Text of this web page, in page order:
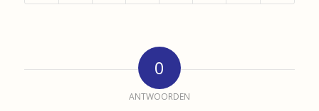
0
ANTWOORDEN